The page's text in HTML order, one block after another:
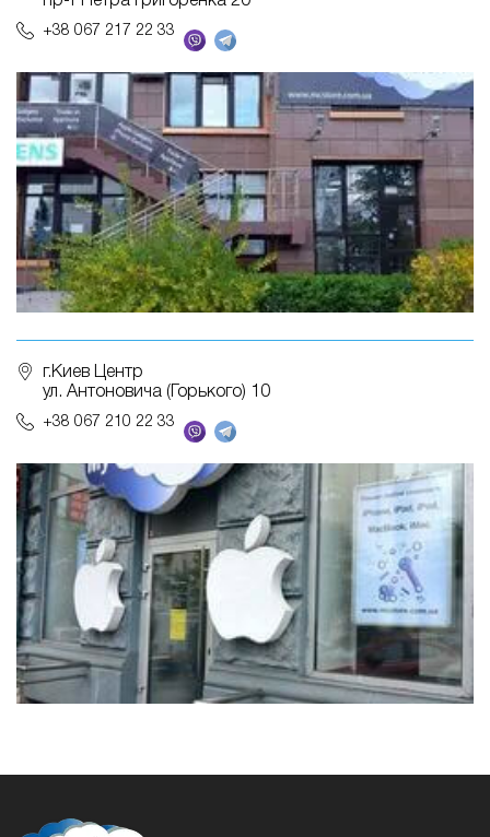
+38 067 217 22 33
г.Киев Центр
ул. Антоновича (Горького) 10
+38 067 210 22 33